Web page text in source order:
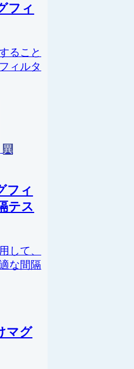
フィ
ること
ィルタ
異
フィ
テス
して、
な間隔
マグ